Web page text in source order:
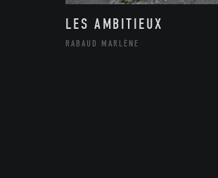
LES AMBITIEUX
RABAUD MARLÈNE